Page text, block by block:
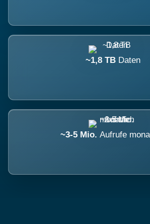
~1,8 TB Daten
~3-5 Mio. Aufrufe